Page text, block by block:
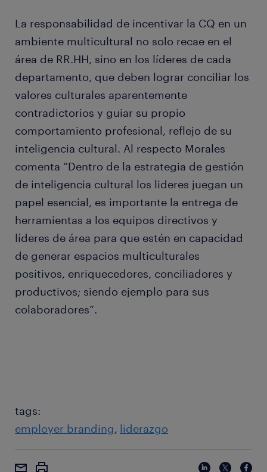
La responsabilidad de incentivar la CQ en un
ambiente multicultural no solo recae en el
área de RR.HH, sino en los líderes de cada
departamento, que deben lograr conciliar los
valores culturales aparentemente
contradictorios y guiar su propio
comportamiento profesional, reflejo de su
inteligencia cultural. Al respecto Morales
comenta “Dentro de la estrategia de gestión
de inteligencia cultural los lideres juegan un
papel esencial, es importante la entrega de
herramientas a los equipos directivos y
líderes de área para que estén en capacidad
de generar espacios multiculturales
positivos, enriquecedores, conciliadores y
productivos; siendo ejemplo para sus
colaboradores”.
tags:
employer branding liderazgo